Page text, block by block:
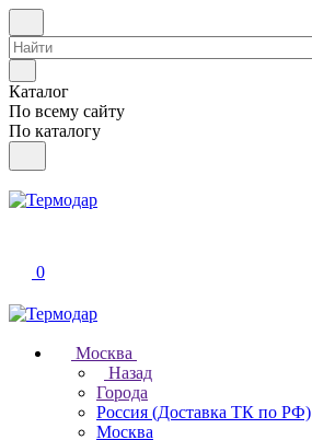
Каталог
По всему сайту
По каталогу
0
Москва
Назад
Города
Россия (Доставка ТК по РФ)
Москва